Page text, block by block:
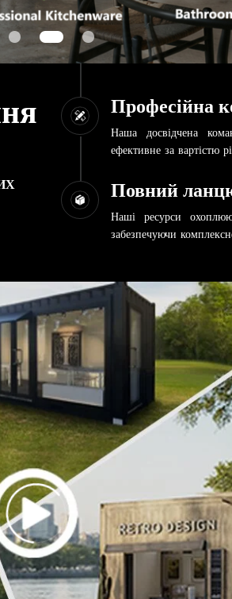
Професійна
Наша досвідчена
ефективне за вартістю
Повний
Наші ресурси
забезпечуючи